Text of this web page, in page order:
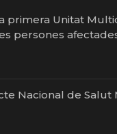
primera Unitat
persones
Nacional de Salut